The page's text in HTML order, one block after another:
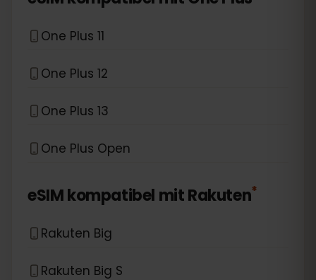
One Plus 11
One Plus 12
One Plus 13
One Plus Open
eSIM kompatibel mitRakuten*
Rakuten Big
Rakuten Big S